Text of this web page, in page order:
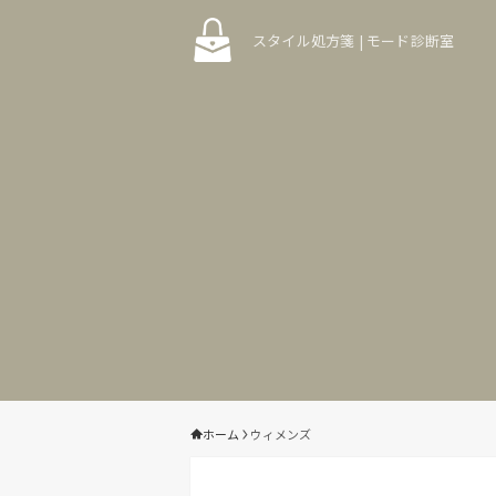
スタイル処方箋 | モード診断室
ホーム ウィメンズ